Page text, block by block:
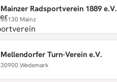
Mainzer Radsportverein 1889 e.V.
55130 Mainz
Mellendorfer Turn-Verein e.V.
30900 Wedemark